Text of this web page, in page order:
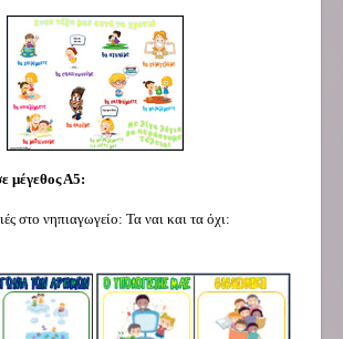
μέγεθος Α5:
στο νηπιαγωγείο: Τα ναι και τα όχι: